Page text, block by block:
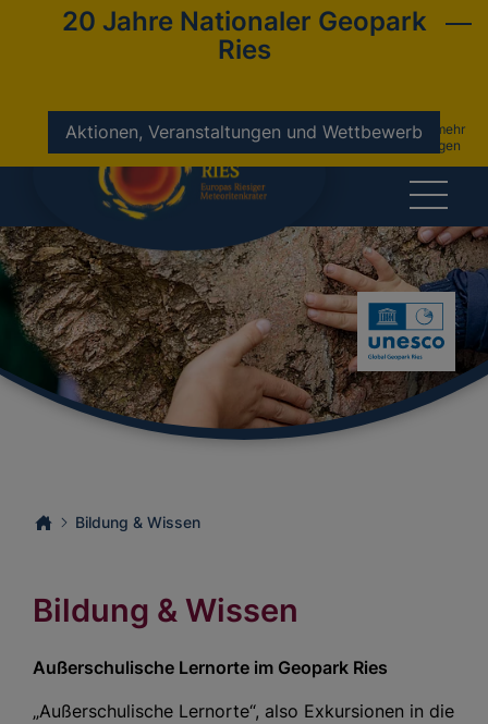
20 Jahre Nationaler Geopark
Ries
Aktionen, Veranstaltungen und Wettbewerbnicht mehr
anzeigen
Bildung & Wissen
Bildung & Wissen
Außerschulische Lernorte im Geopark Ries
„Außerschulische Lernorte“, also Exkursionen in die